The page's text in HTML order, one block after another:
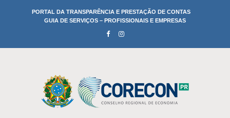
PORTAL DA TRANSPARÊNCIA E PRESTAÇÃO DE CONTAS
GUIA DE SERVIÇOS – PROFISSIONAIS E EMPRESAS